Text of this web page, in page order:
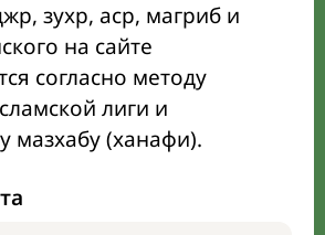
зухр, аср, магриб и
на сайте
согласно методу
лиги и
мазхабу (ханафи).